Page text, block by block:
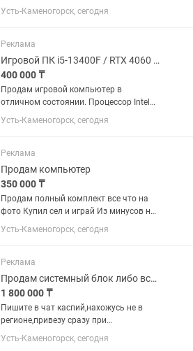
игр, работы, учебы и повседневных
Усть-Каменогорск, сегодня
Реклама
Игровой ПК i5-13400F / RTX 4060 Ti / 32 ГБ RAM / SSD.
400 000 ₸
Продам игровой компьютер в
отличном состоянии. Процессор Intel
Core i5-13400F, видеокарта RTX 4060 Ti
8 ГБ, 32 ГБ DDR4 (2×16), SSD. Любые
современных игр, работы и...
Усть-Каменогорск, сегодня
Реклама
Продам компьютер
350 000 ₸
Продам полный комплект все что на
фото Купил сел и играй Из минусов на
мышке одна боковая кнопка
Усть-Каменогорск, сегодня
Реклама
Продам системный блок либо все и сразу
1 800 000 ₸
Пишите в чат каспий,нахожусь не в
регионе,привезу сразу при
необходимости! Цена на системный
блок. На остальное писать по
Усть-Каменогорск, сегодня